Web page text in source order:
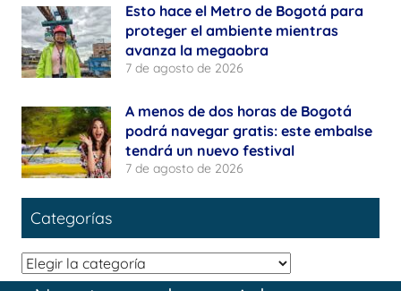
Esto hace el Metro de Bogotá para
proteger el ambiente mientras
avanza la megaobra
7 de agosto de 2026
A menos de dos horas de Bogotá
podrá navegar gratis: este embalse
tendrá un nuevo festival
7 de agosto de 2026
Categorías
Categorías